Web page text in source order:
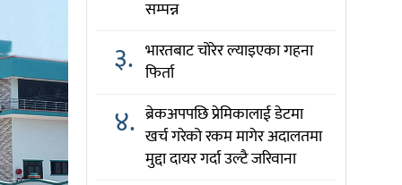
सम्पन्न
३. भारतबाट चोरेर ल्याइएका गहना
फिर्ता
४. ब्रेकअपपछि प्रेमिकालाई डेटमा
खर्च गरेको रकम मागेर अदालतमा
मुद्दा दायर गर्दा उल्टै जरिवाना